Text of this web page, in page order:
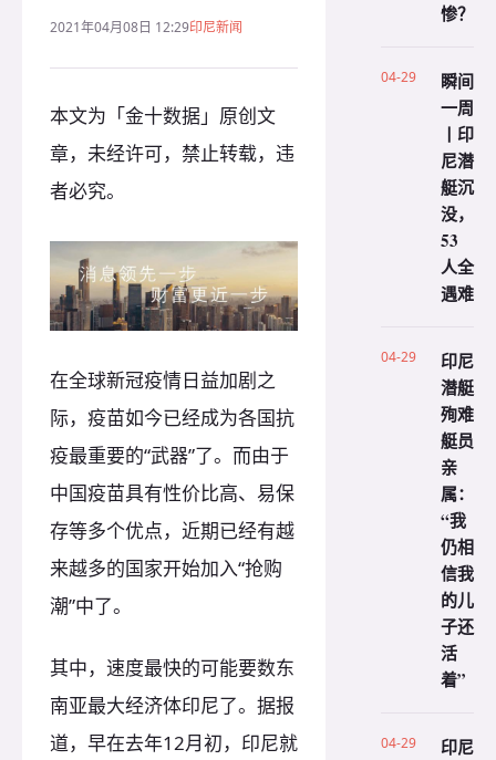
2021年04月08日 12:29印尼新闻
本文为「金十数据」原创文
章，未经许可，禁止转载，违
者必究。
在全球新冠疫情日益加剧之
际，疫苗如今已经成为各国抗
疫最重要的“武器”了。而由于
中国疫苗具有性价比高、易保
存等多个优点，近期已经有越
来越多的国家开始加入“抢购
潮”中了。
其中，速度最快的可能要数东
南亚最大经济体印尼了。据报
道，早在去年12月初，印尼就
惨？
04-29
瞬间
一周
丨印
尼潜
艇沉
没，
53
人全
遇难
04-29
印尼
潜艇
殉难
艇员
亲
属：
“我
仍相
信我
的儿
子还
活
着”
04-29
印尼